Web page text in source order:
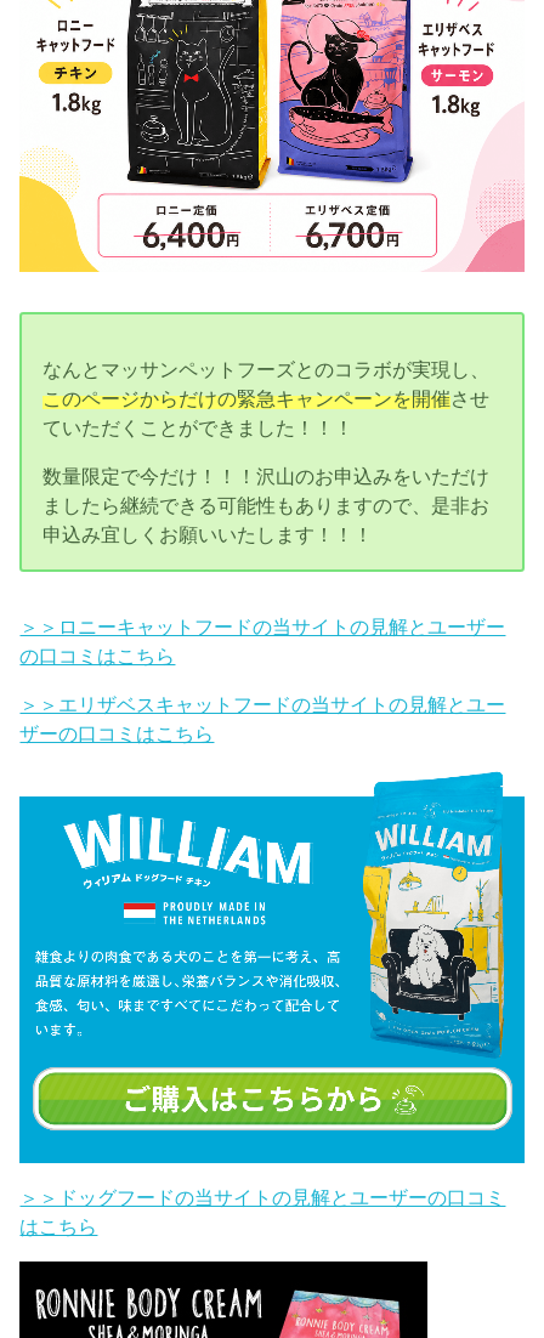
なんとマッサンペットフーズとのコラボが実現し、
このページからだけの緊急キャンペーンを開催させ
ていただくことができました！！！
数量限定で今だけ！！！沢山のお申込みをいただけ
ましたら継続できる可能性もありますので、是非お
申込み宜しくお願いいたします！！！
＞＞ロニーキャットフードの当サイトの見解とユーザー
の口コミはこちら
＞＞エリザベスキャットフードの当サイトの見解とユー
ザーの口コミはこちら
＞＞ドッグフードの当サイトの見解とユーザーの口コミ
はこちら